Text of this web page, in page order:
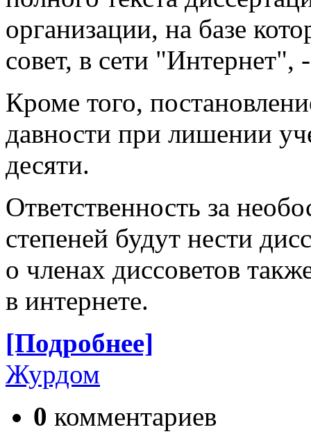
организации, на базе
совет, в сети "Интернет",
Кроме того,
давности при лишении
десяти.
Ответственность за
степеней будут нести
о членах диссоветов
в интернете.
[Подробнее]
Журдом
0 комментариев